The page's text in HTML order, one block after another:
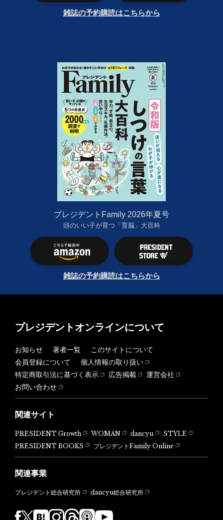
雑誌の予約購読はこちらから
プレジデントFamily 2026年夏号
頭のいい子が育つ「育脳」大百科
雑誌の予約購読はこちらから
プレジデントオンラインについて
お知らせ 著者一覧
このサイトについて
会員登録について
個人情報の取り扱い
特定商取引法に基づく表示
広告掲載
運営会社
お問い合わせ
関連サイト
PRESIDENT Growth WOMAN dancyu
STYLE
PRESIDENT BOOKS
プレジデントFamily Online
関連事業
プレジデント総合研究所 dancyu総合研究所